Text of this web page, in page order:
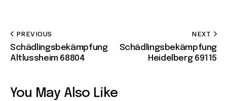
PREVIOUS
Schädlingsbekämpfung
Altlussheim 68804
NEXT
Schädlingsbekämpfung
Heidelberg 69115
You May Also Like